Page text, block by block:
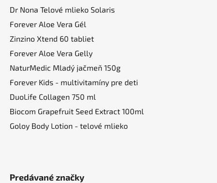
Dr Nona Telové mlieko Solaris
Forever Aloe Vera Gél
Zinzino Xtend 60 tabliet
Forever Aloe Vera Gelly
NaturMedic Mladý jačmeň 150g
Forever Kids - multivitamíny pre deti
DuoLife Collagen 750 ml
Biocom Grapefruit Seed Extract 100ml
Goloy Body Lotion - telové mlieko
Predávané značky